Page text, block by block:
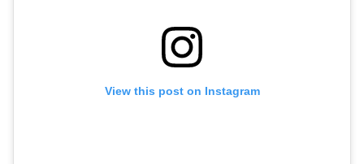
View this post on Instagram